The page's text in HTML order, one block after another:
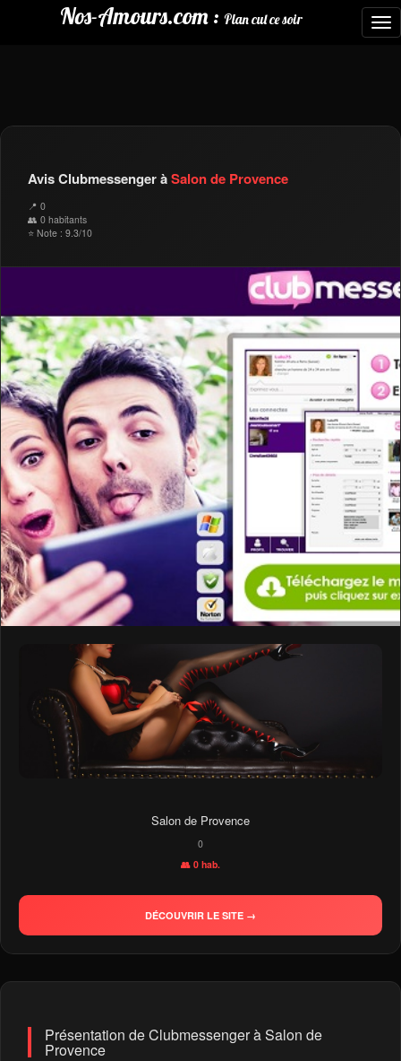
Nos-Amours.com : Plan cul ce soir
Avis Clubmessenger àSalon de Provence
📍 0
👥 0 habitants
⭐ Note : 9.3/10
Salon de Provence
0
👥 0 hab.
DÉCOUVRIR LE SITE →
Présentation de Clubmessenger à Salon de
Provence